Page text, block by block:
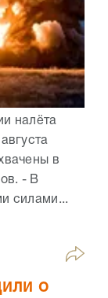
налёта
в
- В
силами...
о